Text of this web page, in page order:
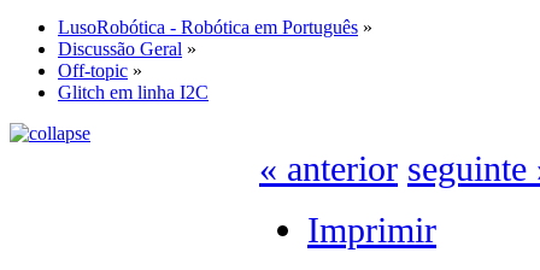
LusoRobótica - Robótica em Português »
Discussão Geral »
Off-topic »
Glitch em linha I2C
« anterior seguinte
Imprimir